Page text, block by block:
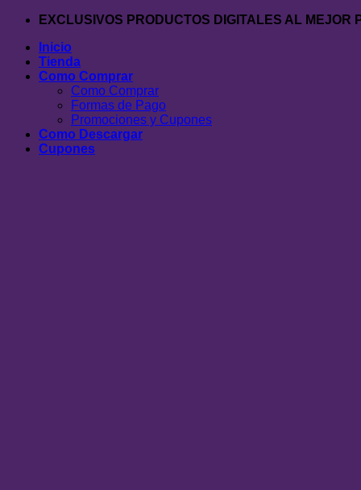
Saltar
contenido
EXCLUSIVOS PRODUCTOS DIGITALES AL MEJOR
Inicio
Tienda
Como Comprar
Como Comprar
Formas de Pago
Promociones y Cupones
Como Descargar
Cupones